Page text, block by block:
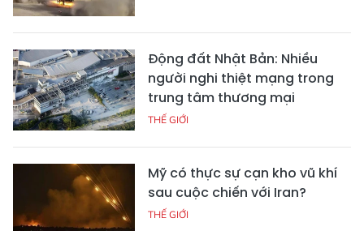
Động đất Nhật Bản: Nhiều
người nghi thiệt mạng trong
trung tâm thương mại
THẾ GIỚI
Mỹ có thực sự cạn kho vũ khí
sau cuộc chiến với Iran?
THẾ GIỚI